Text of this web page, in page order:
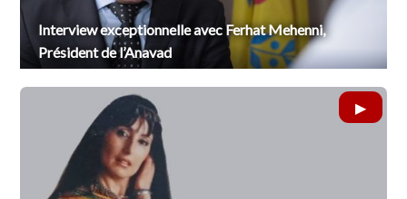
Interview exceptionnelle avec Ferhat Mehenni,
Président de l’Anavad